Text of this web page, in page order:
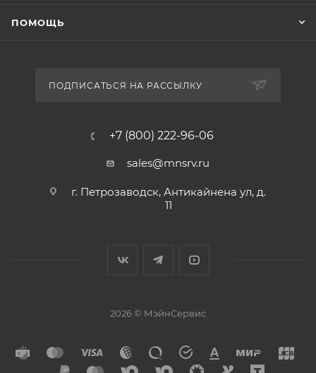
ПОМОЩЬ
ПОДПИСАТЬСЯ НА РАССЫЛКУ
+7 (800) 222-96-06
sales@mnsrv.ru
г. Петрозаводск, Антикайнена ул, д.
11
2026 © МэйнСервис